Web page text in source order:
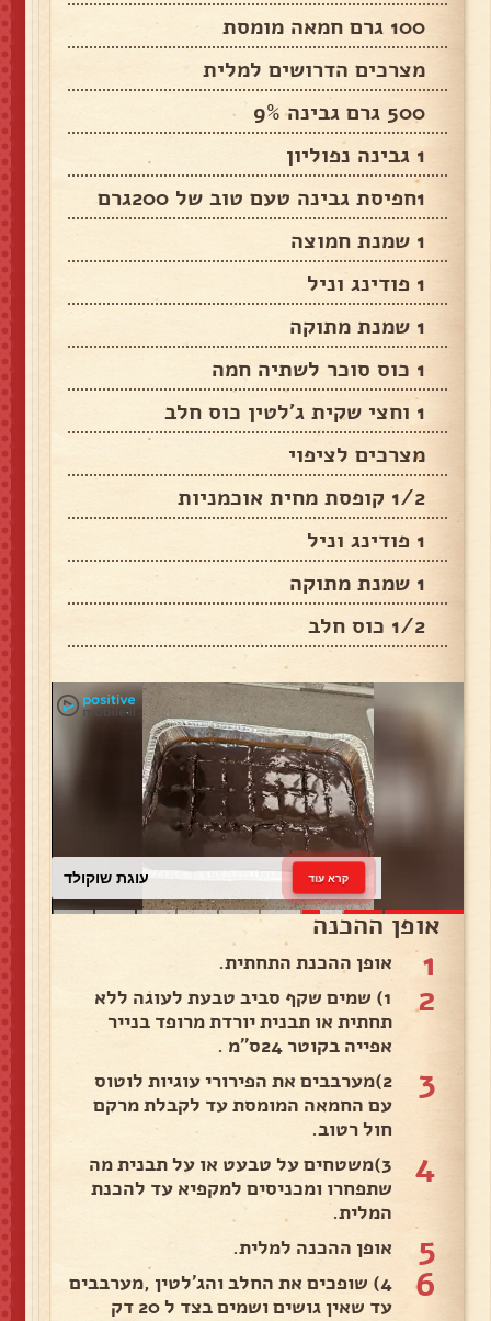
100 גרם חמאה מומסת
מצרכים הדרושים למלית
500 גרם גבינה 9%
1 גבינה נפוליון
1חפיסת גבינה טעם טוב של 200גרם
1 שמנת חמוצה
1 פודינג וניל
1 שמנת מתוקה
1 כוס סוכר לשתיה חמה
1 וחצי שקית ג'לטין כוס חלב
מצרכים לציפוי
1/2 קופסת מחית אוכמניות
1 פודינג וניל
1 שמנת מתוקה
1/2 כוס חלב
עוגת שוקולד קרא עוד
אופן ההכנה
1 אופן ההכנת התחתית.
2
1) שמים שקף סביב טבעת לעוגה ללא
תחתית או תבנית יורדת מרופד בנייר
אפייה בקוטר 24ס"מ .
3
2)מערבבים את הפירורי עוגיות לוטוס
עם החמאה המומסת עד לקבלת מרקם
חול רטוב.
4
3)משטחים על טבעט או על תבנית מה
שתפחרו ומכניסים למקפיא עד להכנת
המלית.
5 אופן ההכנה למלית.
6
4) שופכים את החלב והג'לטין ,מערבבים
עד שאין גושים ושמים בצד ל 20 דק